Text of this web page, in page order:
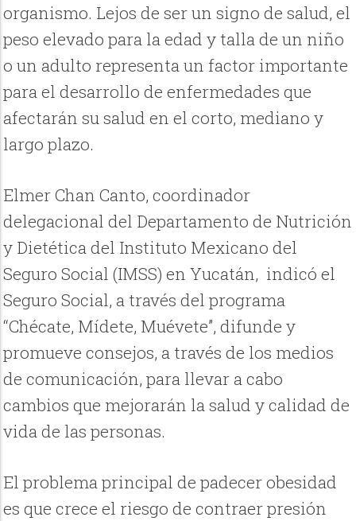
organismo. Lejos de ser un signo de salud, el
peso elevado para la edad y talla de un niño
o un adulto representa un factor importante
para el desarrollo de enfermedades que
afectarán su salud en el corto, mediano y
largo plazo.
Elmer Chan Canto, coordinador
delegacional del Departamento de Nutrición
y Dietética del Instituto Mexicano del
Seguro Social (IMSS) en Yucatán, indicó el
Seguro Social, a través del programa
“Chécate, Mídete, Muévete”, difunde y
promueve consejos, a través de los medios
de comunicación, para llevar a cabo
cambios que mejorarán la salud y calidad de
vida de las personas.
El problema principal de padecer obesidad
es que crece el riesgo de contraer presión